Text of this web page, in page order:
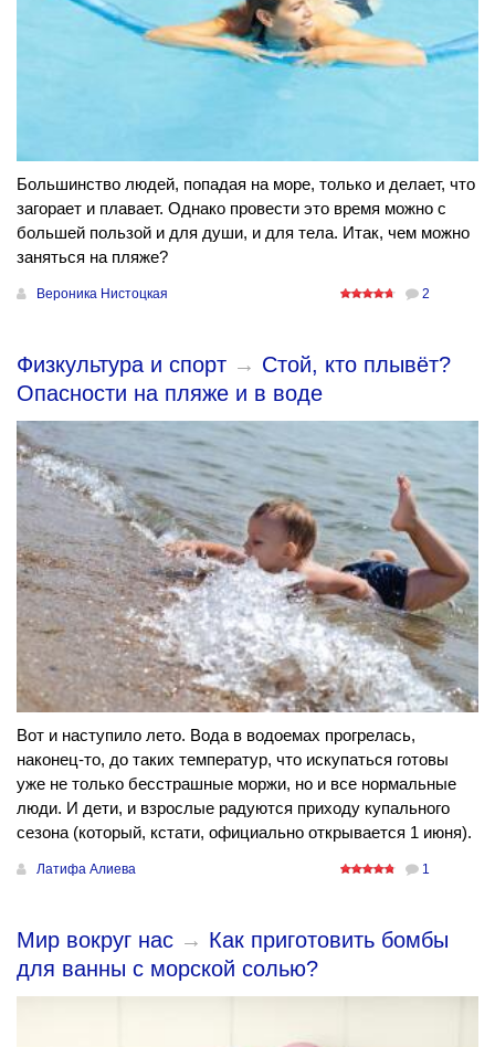
Большинство людей, попадая на море, только и делает, что
загорает и плавает. Однако провести это время можно с
большей пользой и для души, и для тела. Итак, чем можно
заняться на пляже?
Вероника Нистоцкая 2
Физкультура и спорт → Стой, кто плывёт?
Опасности на пляже и в воде
Вот и наступило лето. Вода в водоемах прогрелась,
наконец-то, до таких температур, что искупаться готовы
уже не только бесстрашные моржи, но и все нормальные
люди. И дети, и взрослые радуются приходу купального
сезона (который, кстати, официально открывается 1 июня).
Латифа Алиева 1
Мир вокруг нас → Как приготовить бомбы
для ванны с морской солью?